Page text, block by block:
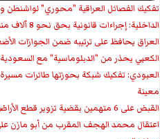
تفكيك الفصائل العراقية "محوري" لواشنطن
الداخلية: إجراءات قانونية بحق نحو 8 آلاف منتسب وموظف منذ بداية 2026
العراق يحافظ على ترتيبه ضمن الجوازات
الكعبي يحذر من "الدبلوماسية" مع السعودية:
العبودي: تفكيك شبكة بحوزتها طائرات
معينة
القبض على 6 متهمين بقضية تزوير قطع الأراضي في بلدية الناصرية
اعتقال محمد الهجف المقرب من أبو مازن